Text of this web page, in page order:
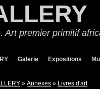
Art premier primitif
Galerie Expositions
» Annexes » Livres d'art